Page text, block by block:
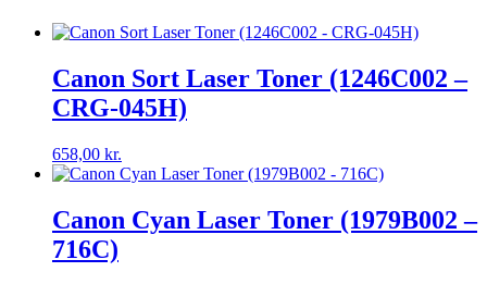
Canon Sort Laser Toner (1246C002 –
CRG-045H)
658,00 kr.
Canon Cyan Laser Toner (1979B002 –
716C)